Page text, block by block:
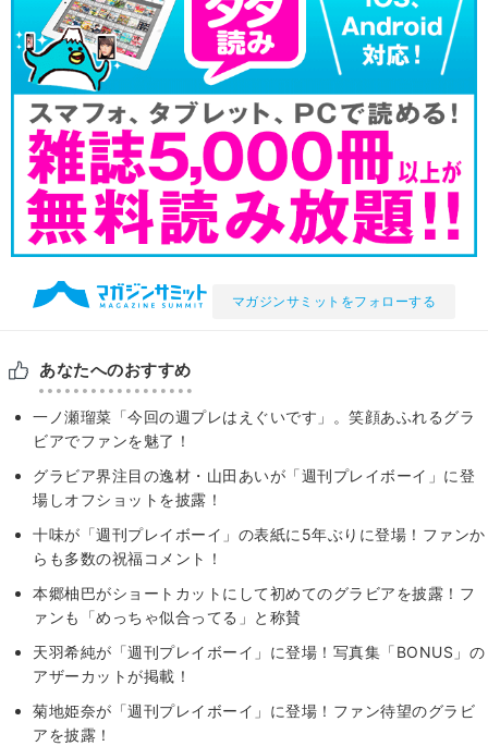
マガジンサミットをフォローする
あなたへのおすすめ
一ノ瀬瑠菜「今回の週プレはえぐいです」。笑顔あふれるグラ
ビアでファンを魅了！
グラビア界注目の逸材・山田あいが「週刊プレイボーイ」に登
場しオフショットを披露！
十味が「週刊プレイボーイ」の表紙に5年ぶりに登場！ファンか
らも多数の祝福コメント！
本郷柚巴がショートカットにして初めてのグラビアを披露！フ
ァンも「めっちゃ似合ってる」と称賛
天羽希純が「週刊プレイボーイ」に登場！写真集「BONUS」の
アザーカットが掲載！
菊地姫奈が「週刊プレイボーイ」に登場！ファン待望のグラビ
アを披露！